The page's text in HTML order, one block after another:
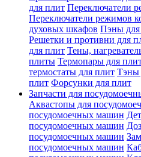
для плит Переключатели
Переключатели режимов
духовых шкафов Пэны для
Решетки и противни для
для плит Тены,
плиты Термопары для
термостаты для плит Тэны
плит Форсунки для плит
Запчасти для
Аквастопы для
посудомоечных машин
посудомоечных машин
посудомоечных машин
посудомоечных машин